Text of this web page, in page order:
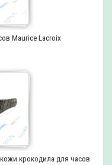
Maurice Lacroix
крокодила для часов